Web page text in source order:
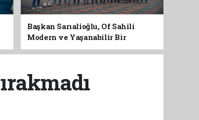
Başkan Sarıalioğlu, Of Sahili
Modern ve Yaşanabilir Bir
Kimliğe Kavuşuyor